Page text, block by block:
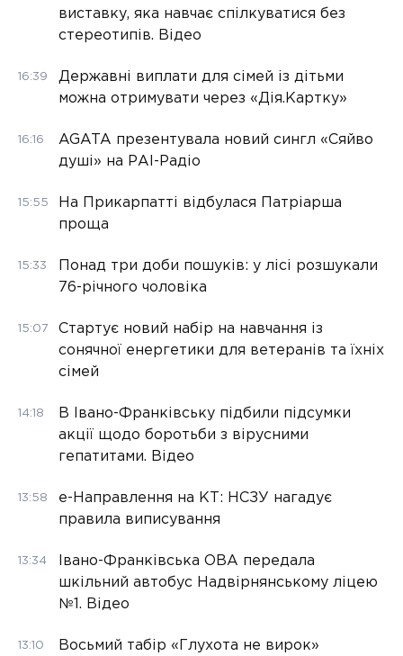
виставку, яка навчає спілкуватися без
стереотипів. Відео
16:39
Державні виплати для сімей із дітьми
можна отримувати через «Дія.Картку»
16:16
AGATA презентувала новий сингл «Сяйво
душі» на РАІ-Радіо
15:55
На Прикарпатті відбулася Патріарша
проща
15:33
Понад три доби пошуків: у лісі розшукали
76-річного чоловіка
15:07
Стартує новий набір на навчання із
сонячної енергетики для ветеранів та їхніх
сімей
14:18
В Івано-Франківську підбили підсумки
акції щодо боротьби з вірусними
гепатитами. Відео
13:58
е-Направлення на КТ: НСЗУ нагадує
правила виписування
13:34
Івано-Франківська ОВА передала
шкільний автобус Надвірнянському ліцею
№1. Відео
13:10 Восьмий табір «Глухота не вирок»